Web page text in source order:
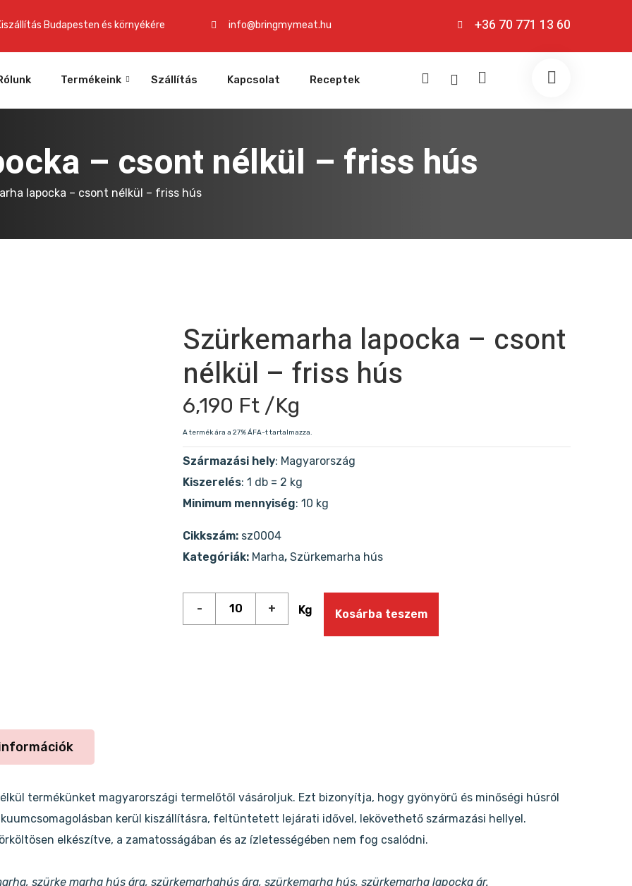
Budapesten és környékére info@bringmymeat.hu +36 70 771 13 60
Termékeink Szállítás Kapcsolat Receptek
– csont nélkül – friss hús
lapocka – csont nélkül – friss hús
Szürkemarha lapocka – csont
nélkül – friss hús
6,190 Ft /Kg
A termék ára a 27% ÁFA-t tartalmazza.
Származási hely: Magyarország
Kiszerelés: 1 db = 2 kg
Minimum mennyiség: 10 kg
Cikkszám: sz0004
Kategóriák: Marha, Szürkemarha hús
Kg Kosárba teszem
termékünket magyarországi termelőtől vásároljuk. Ezt bizonyítja, hogy gyönyörű és minőségi húsról
kerül kiszállításra, feltüntetett lejárati idővel, lekövethető származási hellyel.
elkészítve, a zamatosságában és az ízletességében nem fog csalódni.
szürke marha hús ára, szürkemarhahús ára, szürkemarha hús, szürkemarha lapocka ár.